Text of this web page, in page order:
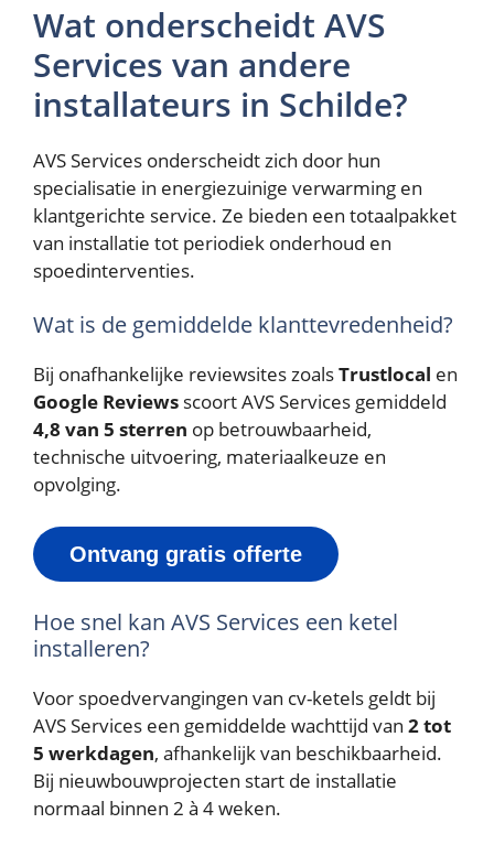
Wat onderscheidt AVS
Services van andere
installateurs in Schilde?
AVS Services onderscheidt zich door hun
specialisatie in energiezuinige verwarming en
klantgerichte service. Ze bieden een totaalpakket
van installatie tot periodiek onderhoud en
spoedinterventies.
Wat is de gemiddelde klanttevredenheid?
Bij onafhankelijke reviewsites zoalsTrustlocal en
Google Reviews scoort AVS Services gemiddeld
4,8 van 5 sterren op betrouwbaarheid,
technische uitvoering, materiaalkeuze en
opvolging.
Ontvang gratis offerte
Hoe snel kan AVS Services een ketel
installeren?
Voor spoedvervangingen van cv-ketels geldt bij
AVS Services een gemiddelde wachttijd van 2 tot
5 werkdagen, afhankelijk van beschikbaarheid.
Bij nieuwbouwprojecten start de installatie
normaal binnen 2 à 4 weken.